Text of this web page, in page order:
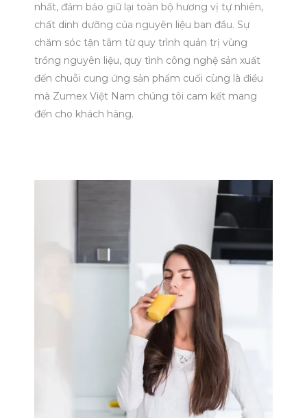
nhất, đảm bảo giữ lại toàn bộ hương vị tự nhiên,
chất dinh dưỡng của nguyên liệu ban đầu. Sự
chăm sóc tận tâm từ quy trình quản trị vùng
trồng nguyên liệu, quy tình công nghệ sản xuất
đến chuỗi cung ứng sản phẩm cuối cùng là điều
mà Zumex Việt Nam chúng tôi cam kết mang
đến cho khách hàng.